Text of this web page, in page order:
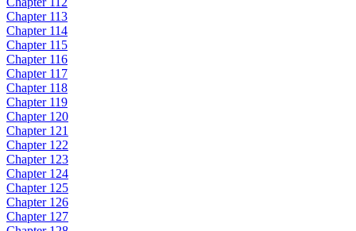
Chapter 113
Chapter 114
Chapter 115
Chapter 116
Chapter 117
Chapter 118
Chapter 119
Chapter 120
Chapter 121
Chapter 122
Chapter 123
Chapter 124
Chapter 125
Chapter 126
Chapter 127